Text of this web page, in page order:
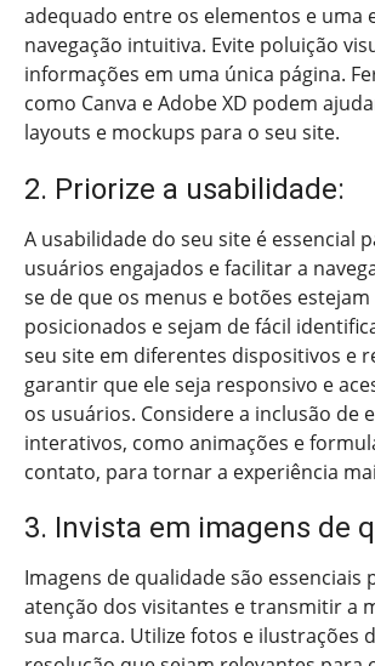
adequado entre os elementos e uma
navegação intuitiva. Evite poluição
informações em uma única página.
como Canva e Adobe XD podem
layouts e mockups para o seu site.
2. Priorize a usabilidade:
A usabilidade do seu site é essencial
usuários engajados e facilitar a
se de que os menus e botões estejam
posicionados e sejam de fácil
seu site em diferentes dispositivos e
garantir que ele seja responsivo e
os usuários. Considere a inclusão de
interativos, como animações e
contato, para tornar a experiência
3. Invista em imagens de
Imagens de qualidade são essenciais
atenção dos visitantes e transmitir a
sua marca. Utilize fotos e ilustrações